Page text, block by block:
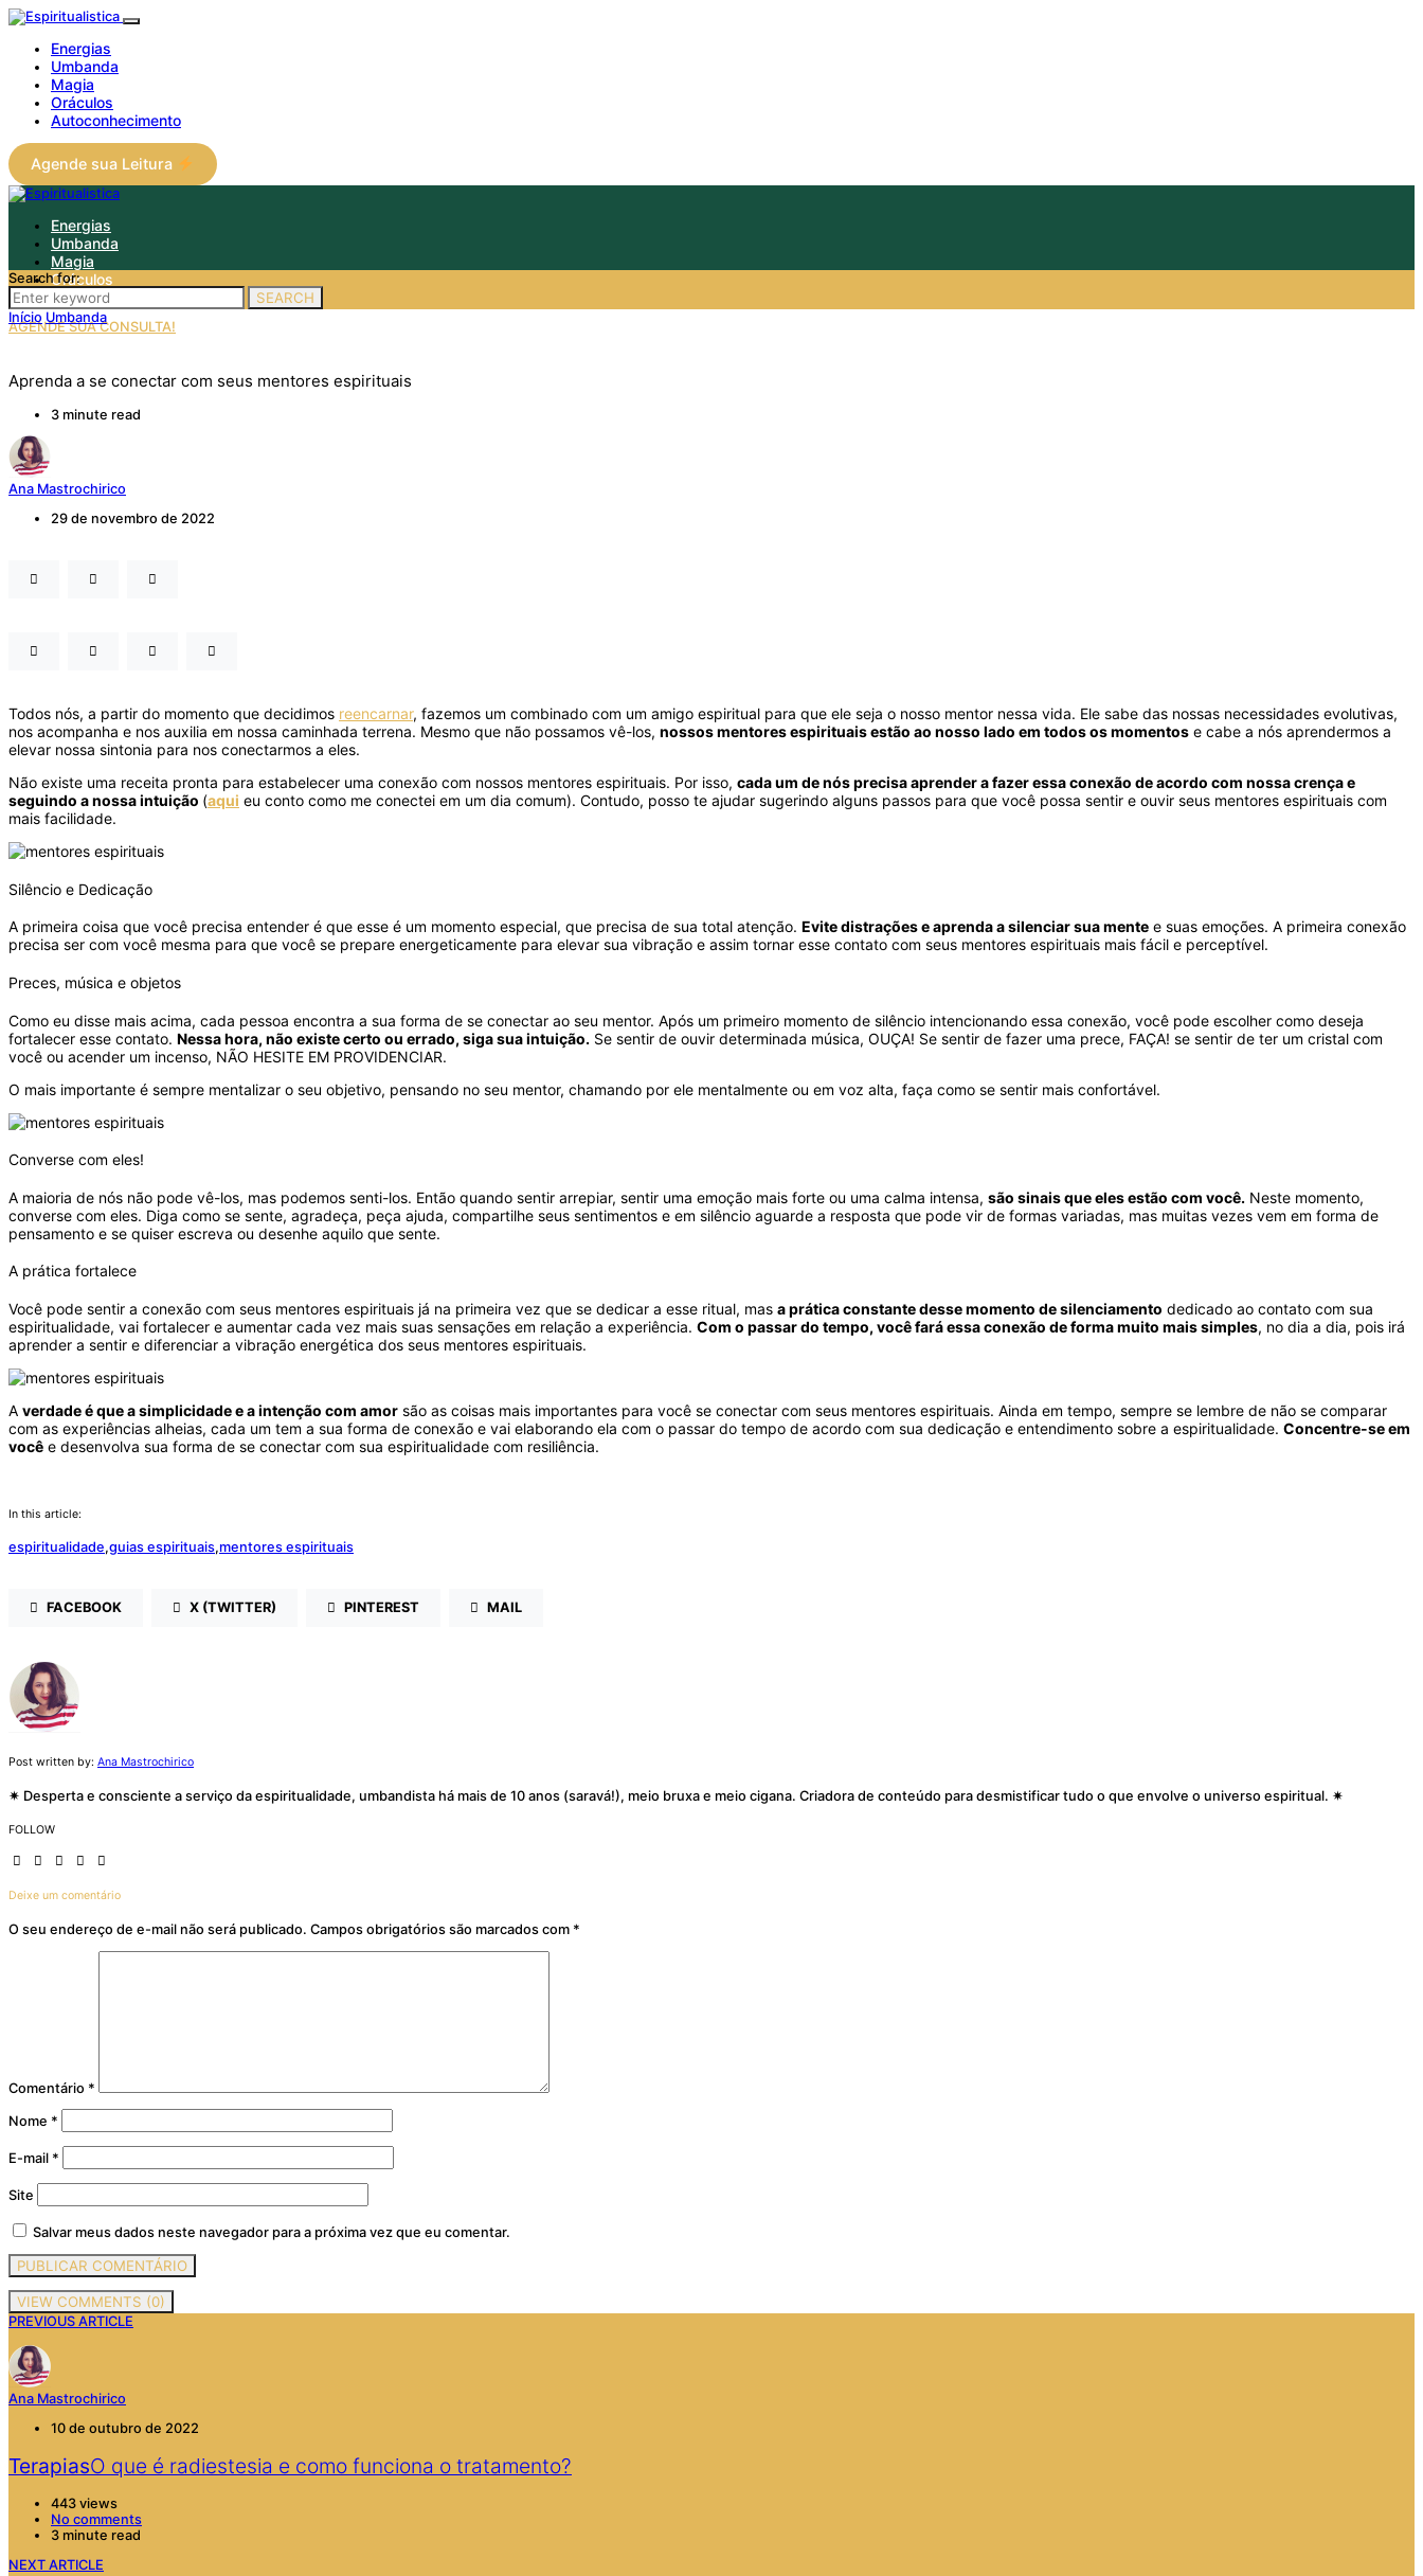
Energias
Umbanda
Magia
Oráculos
Autoconhecimento
Agende sua Leitura
Energias
Umbanda
Magia
Oráculos
Autoconhecimento
AGENDE SUA CONSULTA!
Search for:
SEARCH
Início Umbanda
Aprenda a se conectar com seus mentores espirituais
3 minute read
Ana Mastrochirico
29 de novembro de 2022
Todos nós, a partir do momento que decidimos reencarnar, fazemos um combinado com um amigo espiritual para que ele seja o nosso mentor nessa vida. Ele sabe das nossas necessidades evolutivas,
nos acompanha e nos auxilia em nossa caminhada terrena. Mesmo que não possamos vê-los, nossos mentores espirituais estão ao nosso lado em todos os momentos e cabe a nós aprendermos a
elevar nossa sintonia para nos conectarmos a eles.
Não existe uma receita pronta para estabelecer uma conexão com nossos mentores espirituais. Por isso, cada um de nós precisa aprender a fazer essa conexão de acordo com nossa crença e
seguindo a nossa intuição (aqui eu conto como me conectei em um dia comum). Contudo, posso te ajudar sugerindo alguns passos para que você possa sentir e ouvir seus mentores espirituais com
mais facilidade.
Silêncio e Dedicação
A primeira coisa que você precisa entender é que esse é um momento especial, que precisa de sua total atenção. Evite distrações e aprenda a silenciar sua mente e suas emoções. A primeira conexão
precisa ser com você mesma para que você se prepare energeticamente para elevar sua vibração e assim tornar esse contato com seus mentores espirituais mais fácil e perceptível.
Preces, música e objetos
Como eu disse mais acima, cada pessoa encontra a sua forma de se conectar ao seu mentor. Após um primeiro momento de silêncio intencionando essa conexão, você pode escolher como deseja
fortalecer esse contato. Nessa hora, não existe certo ou errado, siga sua intuição. Se sentir de ouvir determinada música, OUÇA! Se sentir de fazer uma prece, FAÇA! se sentir de ter um cristal com
você ou acender um incenso, NÃO HESITE EM PROVIDENCIAR.
O mais importante é sempre mentalizar o seu objetivo, pensando no seu mentor, chamando por ele mentalmente ou em voz alta, faça como se sentir mais confortável.
Converse com eles!
A maioria de nós não pode vê-los, mas podemos senti-los. Então quando sentir arrepiar, sentir uma emoção mais forte ou uma calma intensa, são sinais que eles estão com você. Neste momento,
converse com eles. Diga como se sente, agradeça, peça ajuda, compartilhe seus sentimentos e em silêncio aguarde a resposta que pode vir de formas variadas, mas muitas vezes vem em forma de
pensamento e se quiser escreva ou desenhe aquilo que sente.
A prática fortalece
Você pode sentir a conexão com seus mentores espirituais já na primeira vez que se dedicar a esse ritual, mas a prática constante desse momento de silenciamento dedicado ao contato com sua
espiritualidade, vai fortalecer e aumentar cada vez mais suas sensações em relação a experiência. Com o passar do tempo, você fará essa conexão de forma muito mais simples, no dia a dia, pois irá
aprender a sentir e diferenciar a vibração energética dos seus mentores espirituais.
A verdade é que a simplicidade e a intenção com amor são as coisas mais importantes para você se conectar com seus mentores espirituais. Ainda em tempo, sempre se lembre de não se comparar
com as experiências alheias, cada um tem a sua forma de conexão e vai elaborando ela com o passar do tempo de acordo com sua dedicação e entendimento sobre a espiritualidade. Concentre-se em
você e desenvolva sua forma de se conectar com sua espiritualidade com resiliência.
In this article:
espiritualidade,guias espirituais,mentores espirituais
FACEBOOK X (TWITTER) PINTEREST MAIL
Post written by: Ana Mastrochirico
✷ Desperta e consciente a serviço da espiritualidade, umbandista há mais de 10 anos (saravá!), meio bruxa e meio cigana. Criadora de conteúdo para desmistificar tudo o que envolve o universo espiritual. ✷
FOLLOW
Deixe um comentário
O seu endereço de e-mail não será publicado. Campos obrigatórios são marcados com *
Comentário *
Nome *
E-mail *
Site
Salvar meus dados neste navegador para a próxima vez que eu comentar.
VIEW COMMENTS (0)
PREVIOUS ARTICLE
Ana Mastrochirico
10 de outubro de 2022
TerapiasO que é radiestesia e como funciona o tratamento?
443 views
No comments
3 minute read
NEXT ARTICLE